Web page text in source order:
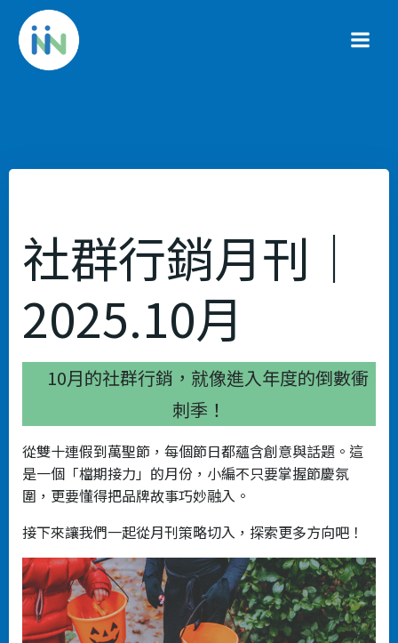
社群行銷月刊｜
2025.10月
10月的社群行銷，就像進入年度的倒數衝
刺季！
從雙十連假到萬聖節，每個節日都蘊含創意與話題。這
是一個「檔期接力」的月份，小編不只要掌握節慶氛
圍，更要懂得把品牌故事巧妙融入。
接下來讓我們一起從月刊策略切入，探索更多方向吧！